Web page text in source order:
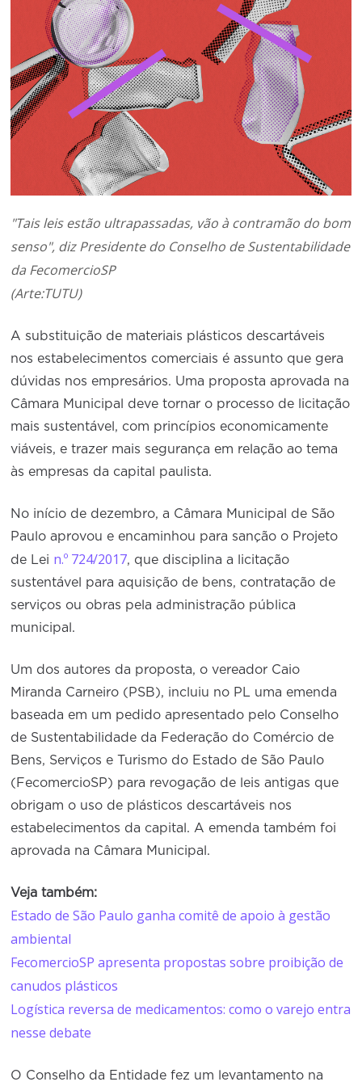
Conselho de Sustentabilidade
Conselho de Comércio Eletrônico
"Tais leis estão ultrapassadas, vão à contramão do bom
senso", diz Presidente do Conselho de Sustentabilidade
da FecomercioSP
(Arte:TUTU)
A substituição de materiais plásticos descartáveis
nos estabelecimentos comerciais é assunto que gera
dúvidas nos empresários. Uma proposta aprovada na
Câmara Municipal deve tornar o processo de licitação
mais sustentável, com princípios economicamente
viáveis, e trazer mais segurança em relação ao tema
às empresas da capital paulista.
No início de dezembro, a Câmara Municipal de São
Paulo aprovou e encaminhou para sanção o Projeto
de Lei n.º 724/2017, que disciplina a licitação
sustentável para aquisição de bens, contratação de
serviços ou obras pela administração pública
municipal.
Um dos autores da proposta, o vereador Caio
Miranda Carneiro (PSB), incluiu no PL uma emenda
baseada em um pedido apresentado pelo Conselho
de Sustentabilidade da Federação do Comércio de
Bens, Serviços e Turismo do Estado de São Paulo
(FecomercioSP) para revogação de leis antigas que
obrigam o uso de plásticos descartáveis nos
estabelecimentos da capital. A emenda também foi
aprovada na Câmara Municipal.
Veja também:
Estado de São Paulo ganha comitê de apoio à gestão
ambiental
FecomercioSP apresenta propostas sobre proibição de
canudos plásticos
Logística reversa de medicamentos: como o varejo entra
nesse debate
O Conselho da Entidade fez um levantamento na